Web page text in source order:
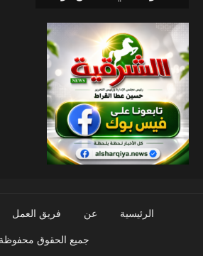
الرئيسية عن فريق العمل
جميع الحقوق محفوظة